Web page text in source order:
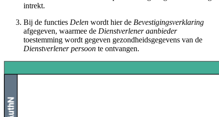
intrekt.
Bij de functies Delen wordt hier de Bevestigingsverklaring
afgegeven, waarmee de Dienstverlener aanbieder
toestemming wordt gegeven gezondheidsgegevens van de
Dienstverlener persoon te ontvangen.